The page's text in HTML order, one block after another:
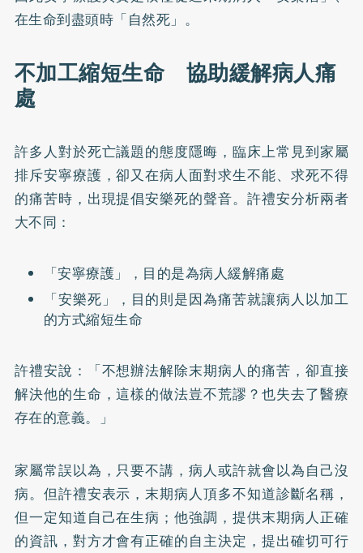
在生命到盡頭時「自然死」。
不加工縮短生命 協助緩解病人痛
處
許多人對於死亡議題的態度隱晦，臨床上常見到家屬
排斥安寧療護，卻又在病人面對求生不能、求死不得
的痛苦時，出現提倡安樂死的聲音。許禮安分析兩者
大不同：
「安寧療護」，目的是為病人緩解痛處
「安樂死」，目的則是因為痛苦就讓病人以加工
的方式縮短生命
許禮安說：「不想辦法解除末期病人的痛苦，卻直接
解決他的生命，這樣的做法豈不荒謬？也失去了醫療
存在的意義。」
家屬常誤以為，只要不講，病人或許就會以為自己沒
病。但許禮安表示，末期病人頂多不知道診斷名稱，
但一定知道自己在生病；他強調，提供末期病人正確
的資訊，對方才會有正確的自主決定，提出確切可行